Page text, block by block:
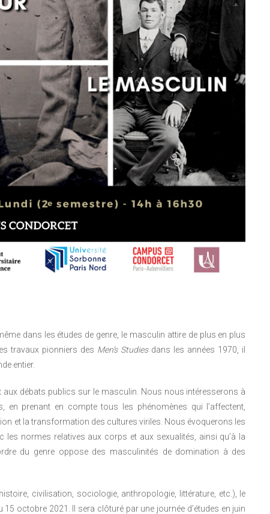
dans les études de genre, le masculin attire de plus en plus
travaux pionniers des Men’s Studiesdans les années 1970, il
entier.
aux débats publics sur le masculin. Nous nous intéresserons à
prenant en compte tous les phénomènes qui l’affectent,
et la transformation des cultures viriles. Nous évoquerons les
normes relatives aux corps et aux sexualités, ainsi qu’à la
du genre oppose des masculinités de domination à des
civilisation, sociologie, anthropologie, littérature, etc.), le
octobre 2021. Il sera clôturé par une journée d’études en juin